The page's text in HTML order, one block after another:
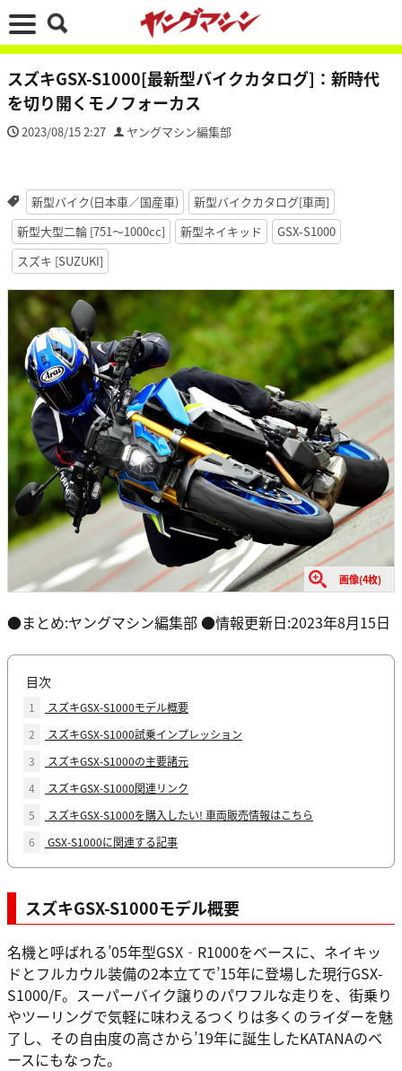
スズキGSX-S1000[最新型バイクカタログ]：新時代
を切り開くモノフォーカス
2023/08/15 2:27 ヤングマシン編集部
新型バイク(日本車／国産車)
新型バイクカタログ[車両]
新型大型二輪 [751〜1000cc]
新型ネイキッド
GSX-S1000
スズキ [SUZUKI]
画像(4枚)
●まとめ:ヤングマシン編集部 ●情報更新日:2023年8月15日
目次
1
スズキGSX-S1000モデル概要
2
スズキGSX-S1000試乗インプレッション
3
スズキGSX-S1000の主要諸元
4
スズキGSX-S1000関連リンク
5
スズキGSX-S1000を購入したい! 車両販売情報はこちら
6
GSX-S1000に関連する記事
スズキGSX-S1000モデル概要
名機と呼ばれる’05年型GSX‐R1000をベースに、ネイキッ
ドとフルカウル装備の2本立てで’15年に登場した現行GSX-
S1000/F。スーパーバイク譲りのパワフルな走りを、街乗り
やツーリングで気軽に味わえるつくりは多くのライダーを魅
了し、その自由度の高さから’19年に誕生したKATANAのベ
ースにもなった。